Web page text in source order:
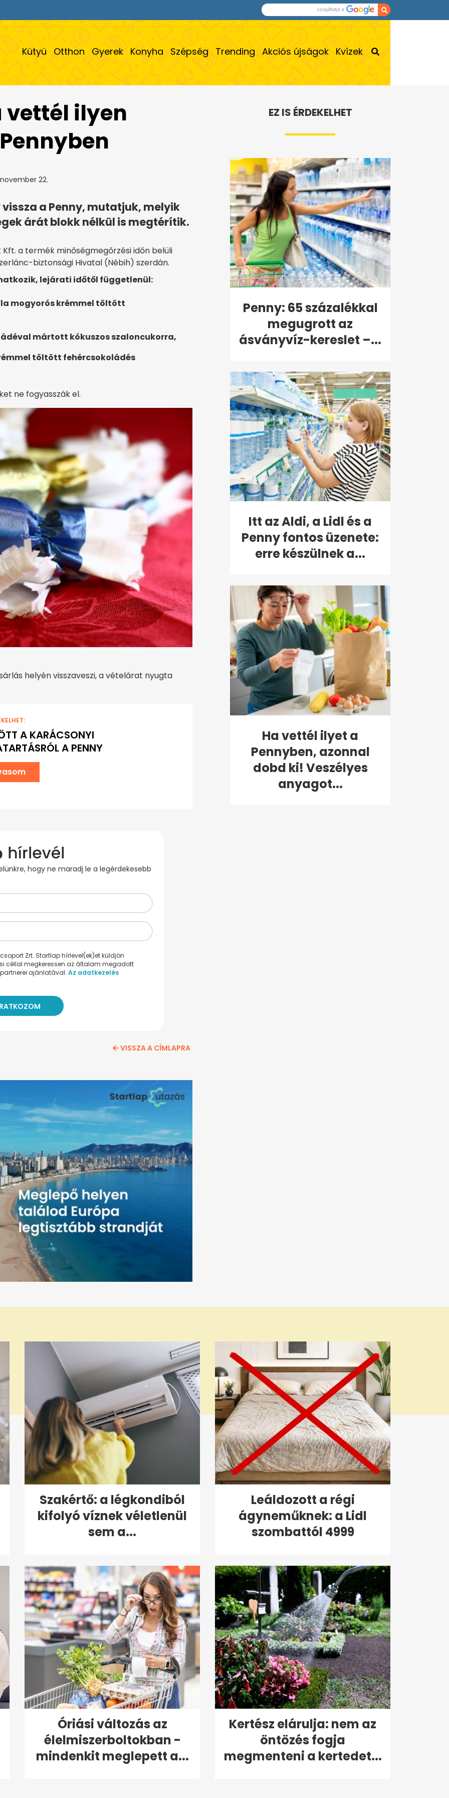
Kütyü Otthon Gyerek Konyha Szépség Trending Akciós újságok Kvízek
vettél ilyen
22.
a Penny, mutatjuk, melyik
árát blokk nélkül is megtérítik.
a termék minőségmegőrzési időn belüli
biztonsági Hivatal (Nébih) szerdán.
lejárati időtől függetlenül:
mogyorós krémmel töltött
mártott kókuszos szaloncukorra,
töltött fehércsokoládés
ne fogyasszák el.
helyén visszaveszi, a vételárat nyugta
A KARÁCSONYI
A PENNY
hogy ne maradj le a legérdekesebb
Zrt. Startlap hírlevel(ek)et küldjön
céllal megkeressen az általam megadott
ajánlatával. Az adatkezelés
VISSZA A CÍMLAPRA
EZ IS ÉRDEKELHET
Penny: 65 százalékkal
megugrott az
ásványvíz-kereslet –...
Itt az Aldi, a Lidl és a
Penny fontos üzenete:
erre készülnek a...
Ha vettél ilyet a
Pennyben, azonnal
dobd ki! Veszélyes
anyagot...
Szakértő: a légkondiból
kifolyó víznek véletlenül
sem a...
Leáldozott a régi
ágyneműknek: a Lidl
szombattól 4999
Óriási változás az
élelmiszerboltokban -
mindenkit meglepett a...
Kertész elárulja: nem az
öntözés fogja
megmenteni a kertedet...